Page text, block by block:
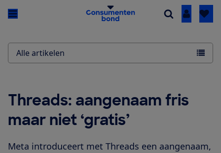
Inloggen
Threads: aangenaam fris
maar niet ‘gratis’
Meta introduceert met Threads een aangenaam,
Alle artikelen